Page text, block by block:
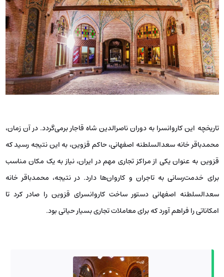
تاریخچه این کاروانسرا به دوران ناصرالدین شاه قاجار برمی‌گردد. در آن زمان،
محمدباقر خانه سعدالسلطنه اصفهانی، حاکم قزوین، به این نتیجه رسید که
قزوین به‌ عنوان یکی از مراکز تجاری مهم در ایران، نیاز به یک مکان مناسب
برای خدمت‌رسانی به تاجران و کاروان‌ها دارد. در نتیجه، محمدباقر خانه
سعدالسلطنه اصفهانی دستور ساخت کاروانسرای قزوین را صادر کرد تا
امکاناتی را فراهم آورد که برای معاملات تجاری بسیار حیاتی بود.